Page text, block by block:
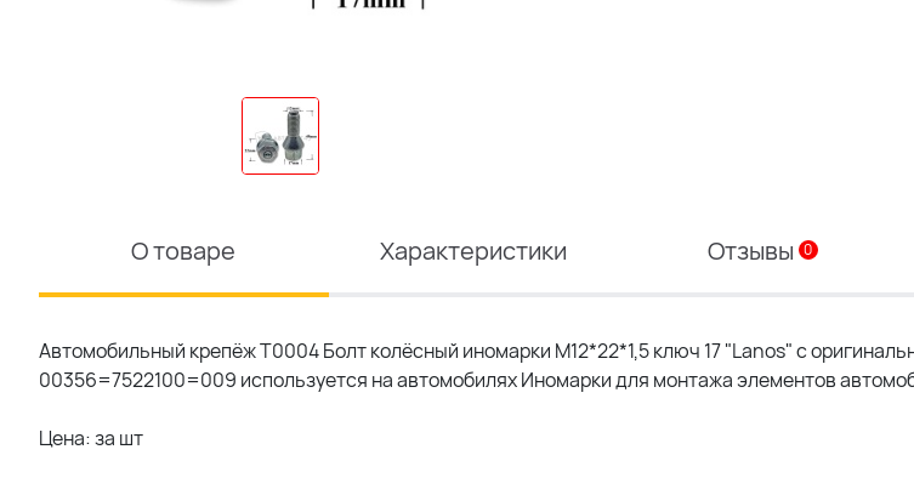
О товаре Характеристики Отзывы 0
Автомобильный крепёж T0004 Болт колёсный иномарки М12*22*1,5 ключ 17 "Lanos" c
00356=7522100=009 используется на автомобилях Иномарки для монтажа элементов
Цена: за шт